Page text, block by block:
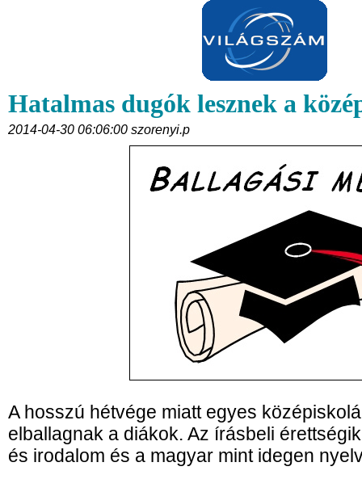
Hatalmas dugók lesznek a
2014-04-30 06:06:00 szorenyi.p
A hosszú hétvége miatt egyes
elballagnak a diákok. Az írásbeli
és irodalom és a magyar mint idegen